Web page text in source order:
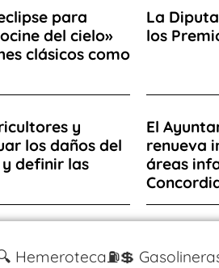
para
del cielo»
clásicos como
La
los
y
los daños del
definir las
El
renueva
áreas
Hemeroteca⛽️💲